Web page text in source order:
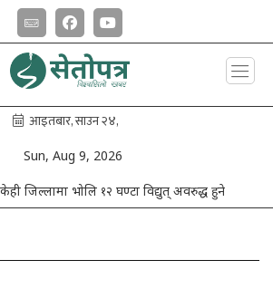
Sun, Aug 9, 2026
भोलि १२ घण्टा विद्युत् अवरुद्ध हुने